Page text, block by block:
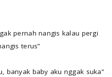
pernah nangis kalau pergi
terus”
banyak baby aku nggak suka”